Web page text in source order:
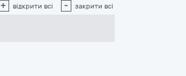
+ відкрити всі - закрити всі